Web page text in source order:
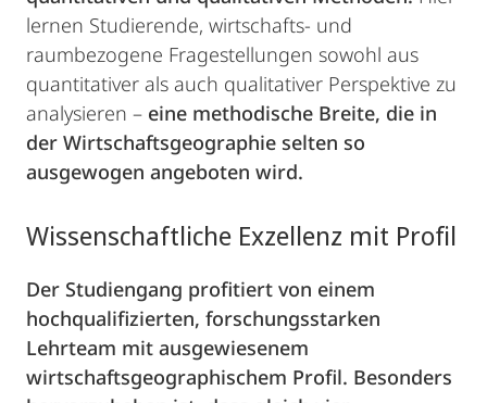
lernen Studierende, wirtschafts- und
raumbezogene Fragestellungen sowohl aus
quantitativer als auch qualitativer Perspektive zu
analysieren – eine methodische Breite, die in
der Wirtschaftsgeographie selten so
ausgewogen angeboten wird.
Wissenschaftliche Exzellenz mit Profil
Der Studiengang profitiert von einem
hochqualifizierten, forschungsstarken
Lehrteam mit ausgewiesenem
wirtschaftsgeographischem Profil. Besonders